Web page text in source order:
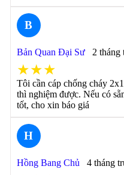
B
Bản Quan Đại Sư 2 tháng
★★★
Tôi cần cáp chống cháy
thì nghiệm được. Nếu có
tốt, cho xin báo giá
H
Hồng Bang Chủ 4 tháng